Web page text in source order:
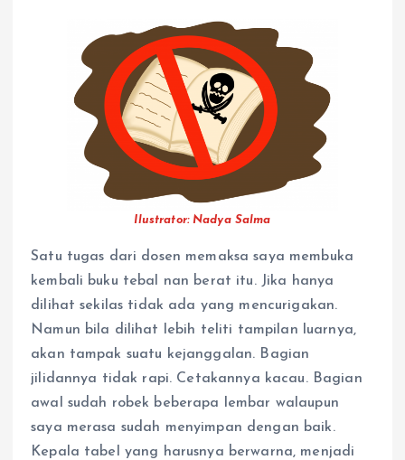
Ilustrator: Nadya Salma
Satu tugas dari dosen memaksa saya membuka
kembali buku tebal nan berat itu. Jika hanya
dilihat sekilas tidak ada yang mencurigakan.
Namun bila dilihat lebih teliti tampilan luarnya,
akan tampak suatu kejanggalan. Bagian
jilidannya tidak rapi. Cetakannya kacau. Bagian
awal sudah robek beberapa lembar walaupun
saya merasa sudah menyimpan dengan baik.
Kepala tabel yang harusnya berwarna, menjadi